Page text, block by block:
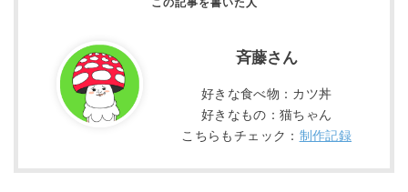
斉藤さん
好きな食べ物：カツ丼
好きなもの：猫ちゃん
こちらもチェック： 制作記録